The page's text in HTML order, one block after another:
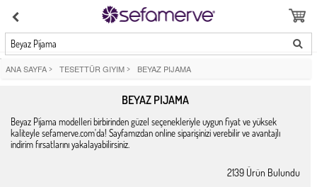
Beyaz Pijama
ANA SAYFA > TESETTÜR GIYIM > BEYAZ PIJAMA
BEYAZ PIJAMA
Beyaz Pijama modelleri birbirinden güzel seçenekleriyle uygun fiyat ve yüksek
kaliteyle sefamerve.com'da! Sayfamızdan online siparişinizi verebilir ve avantajlı
indirim fırsatlarını yakalayabilirsiniz.
2139 Ürün Bulundu